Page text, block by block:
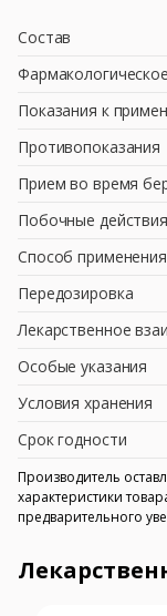
Состав
Показания к
Противопоказания
Прием во время
Побочные действия
Способ
Передозировка
Лекарственное
Особые указания
Условия хранения
Срок годности
Производитель
характеристики
предварительного